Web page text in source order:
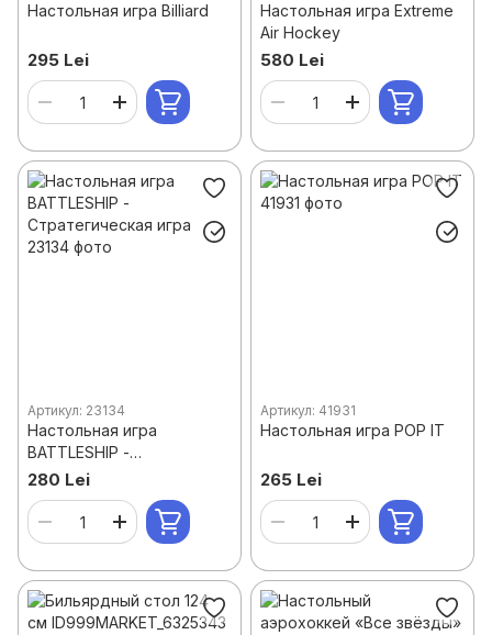
Настольная игра Billiard
295 Lei
Настольная игра Extreme
Air Hockey
580 Lei
Артикул: 23134
Настольная игра
BATTLESHIP -
Стратегическая игра
280 Lei
Артикул: 41931
Настольная игра POP IT
265 Lei